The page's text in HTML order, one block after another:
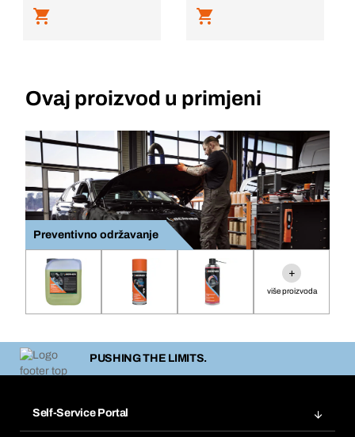
Ovaj proizvod u primjeni
Preventivno održavanje
+
više proizvoda
PUSHING THE LIMITS.
Self-Service Portal